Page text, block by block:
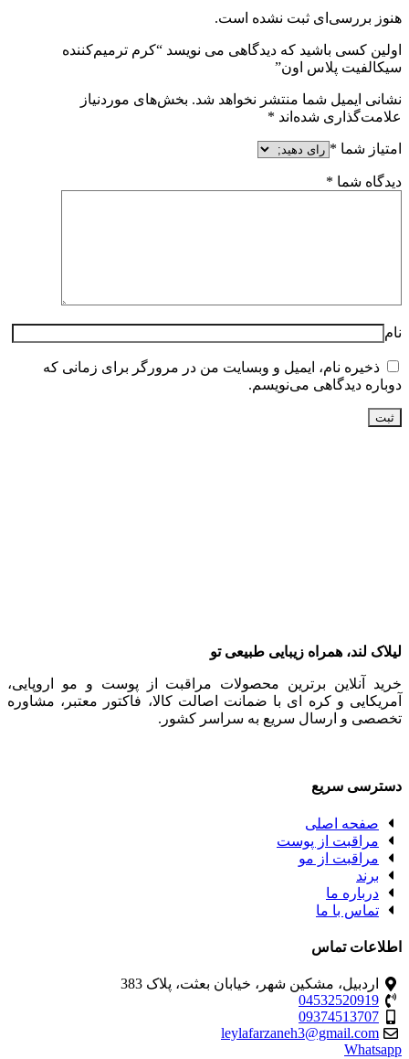
هنوز بررسی‌ای ثبت نشده است.
اولین کسی باشید که دیدگاهی می نویسد “کرم ترمیم‌کننده
سیکالفیت پلاس اون”
نشانی ایمیل شما منتشر نخواهد شد. بخش‌های موردنیاز
علامت‌گذاری شده‌اند *
امتیاز شما *
دیدگاه شما *
نام
ذخیره نام، ایمیل و وبسایت من در مرورگر برای زمانی که
دوباره دیدگاهی می‌نویسم.
لیلاک‌ لند، همراه زیبایی طبیعی تو
خرید آنلاین برترین محصولات مراقبت از پوست و مو اروپایی،
آمریکایی و کره ای با ضمانت اصالت کالا، فاکتور معتبر، مشاوره
تخصصی و ارسال سریع به سراسر کشور.
دسترسی سریع
صفحه اصلی
مراقبت از پوست
مراقبت از مو
برند
درباره ما
تماس با ما
اطلاعات تماس
اردبیل، مشکین شهر، خیابان بعثت، پلاک 383
04532520919
09374513707
leylafarzaneh3@gmail.com
Whatsapp